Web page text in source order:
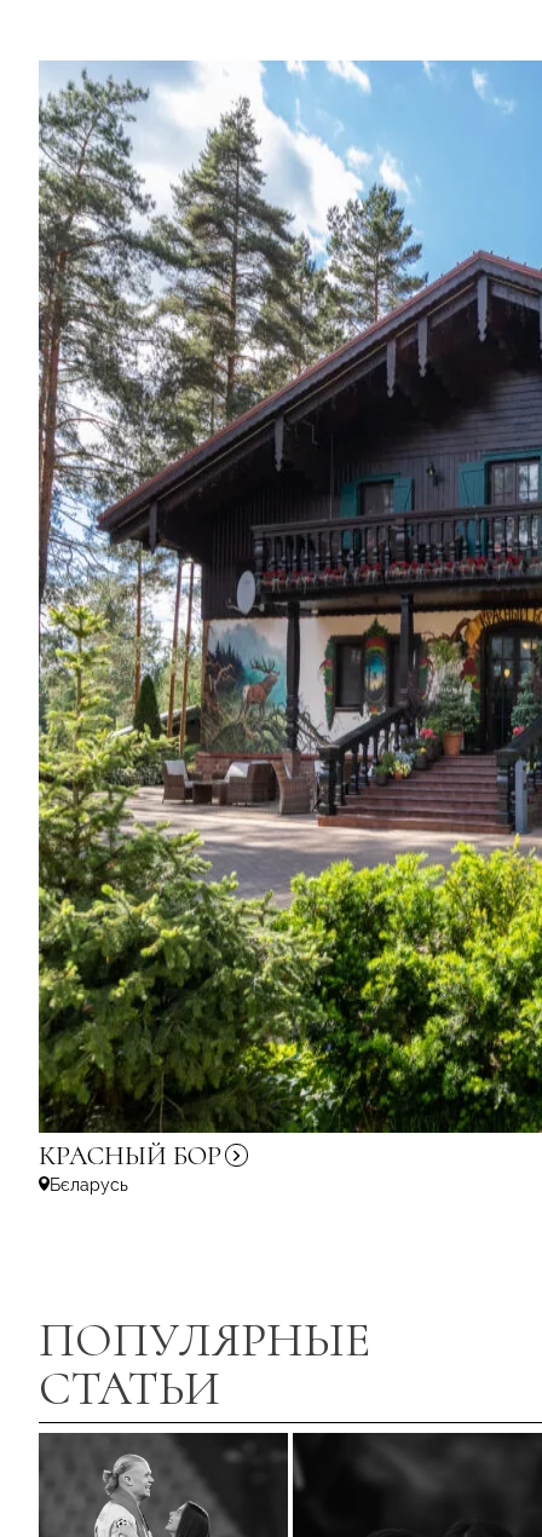
КРАСНЫЙ БОР
Бєларусь
ПОПУЛЯРНЫЕ
СТАТЬИ